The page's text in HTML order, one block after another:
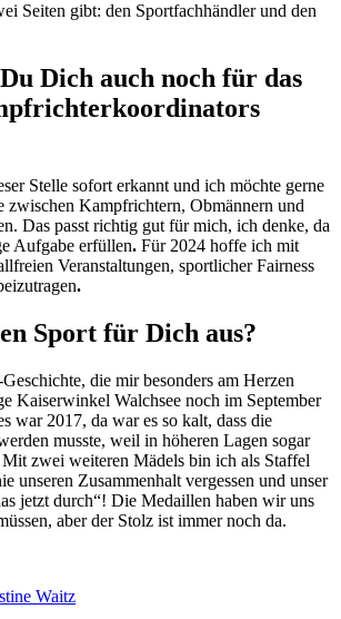
Seiten gibt: den Sportfachhändler und den
Dich auch noch für das
Stelle sofort erkannt und ich möchte gerne
zwischen Kampfrichtern, Obmännern und
Das passt richtig gut für mich, ich denke, da
Aufgabe erfüllen. Für 2024 hoffe ich mit
Veranstaltungen, sportlicher Fairness
.
Sport für Dich aus?
die mir besonders am Herzen
Kaiserwinkel Walchsee noch im September
war 2017, da war es so kalt, dass die
musste, weil in höheren Lagen sogar
zwei weiteren Mädels bin ich als Staffel
unseren Zusammenhalt vergessen und unser
jetzt durch“! Die Medaillen haben wir uns
aber der Stolz ist immer noch da.
Waitz